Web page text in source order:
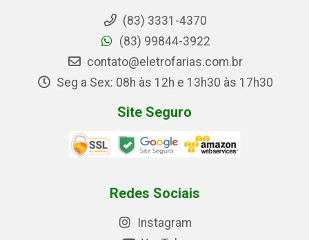
(83) 3331-4370
(83) 99844-3922
contato@eletrofarias.com.br
Seg a Sex: 08h às 12h e 13h30 às 17h30
Site Seguro
Redes Sociais
Instagram